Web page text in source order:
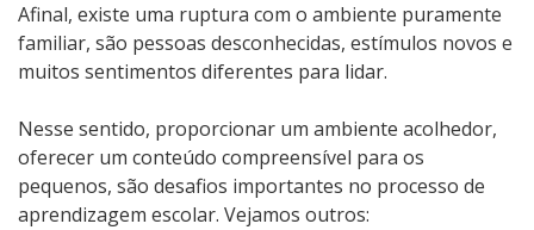
Afinal, existe uma ruptura com o ambiente puramente
familiar, são pessoas desconhecidas, estímulos novos e
muitos sentimentos diferentes para lidar.
Nesse sentido, proporcionar um ambiente acolhedor,
oferecer um conteúdo compreensível para os
pequenos, são desafios importantes no processo de
aprendizagem escolar. Vejamos outros: